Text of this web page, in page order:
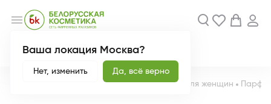
Ваша локация Москва?
Нет, изменить Да, всё верно
menu
Новинки Акции
Парфюмерия Парфюм для женщин